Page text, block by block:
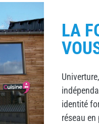
LA
identité
réseau